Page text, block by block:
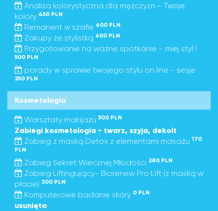
Analiza kolorystyczna dla mężczyzn - Twoje
kolory 450 PLN
Remanent w szafie 600 PLN
Zakupy ze stylistką 600 PLN
Przygotowanie na ważne spotkanie - miej styl !
500 PLN
porady w sprawie twojego stylu on line - sesje
250 PLN
Kosmetologia
Warsztaty makijażu 500 PLN
Zabiegi kosmetologia - twarz, szyja, dekolt
Zabieg z maską Detox z elementami masażu 170
PLN
Zabieg Sekret Wiecznej Młodości 280 PLN
Zabieg Liftingujący- Biorenew Pro Lift (z maską w
płacie) 300 PLN
Komputerowe badanie skóry 0 PLN
usunięta